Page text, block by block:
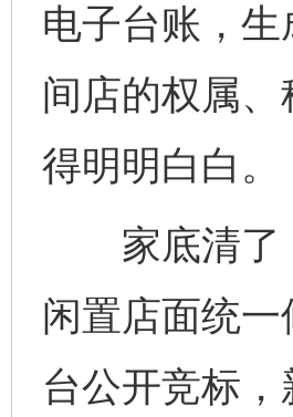
电子台账，生
间店的权属
得明明白白。
家底清了，
闲置店面统一
台公开竞标